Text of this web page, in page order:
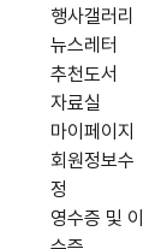
행사갤러리
뉴스레터
추천도서
자료실
마이페이지
회원정보수
정
영수증 및 이